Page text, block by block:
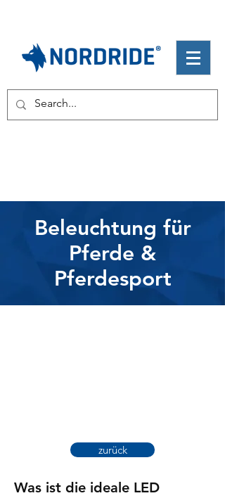
Beleuchtung für
Pferde &
Pferdesport
zurück
Was ist die ideale LED